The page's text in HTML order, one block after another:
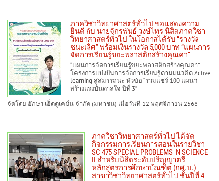
ภาควิชาวิทยาศาสตร์ทั่วไป ขอแสดงความ
ยินดี กับ นายจักรพันธ์ วงษ์ไทร นิสิตภาควิชา
วิทยาศาสตร์ทั่วไป ในโอกาสได้รับ “รางวัล
ชนะเลิศ” พร้อมเงินรางวัล 5,000 บาท “แผนการ
จัดการเรียนรู้ขยะพลาสติกสร้างคุณค่า”
“แผนการจัดการเรียนรู้ขยะพลาสติกสร้างคุณค่า”
โครงการแบ่งปันการจัดการเรียนรู้ตามแนวคิด Active
learning สู่สมรรถนะ หัวข้อ “ร่วมแชร์ 100 แผนฯ
สร้างแรงบันดาลใจ ปีที่ 3”
จัดโดย อักษร เอ็ดดูเคชั่น จำกัด (มหาชน) เมื่อวันที่ 12 พฤศจิกายน 2568
ภาควิชาวิทยาศาสตร์ทั่วไป ได้จัด
กิจกรรมการเรียนการสอนในรายวิชา
SC 475 SPECIAL PROBLEMS IN SCIENCE
II สำหรับนิสิตระดับปริญญาตรี
หลักสูตรการศึกษาบัณฑิต (กศ.บ.)
สาขาวิชาวิทยาศาสตร์ทั่วไป ชั้นปีที่ 4